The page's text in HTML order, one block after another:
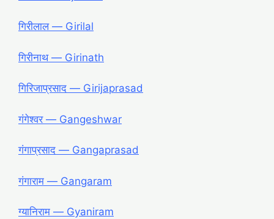
गिरीलाल ― Girilal
गिरीनाथ ― Girinath
गिरिजाप्रसाद ― Girijaprasad
गंगेश्वर ― Gangeshwar
गंगाप्रसाद ― Gangaprasad
गंगाराम ― Gangaram
ग्यानिराम ― Gyaniram